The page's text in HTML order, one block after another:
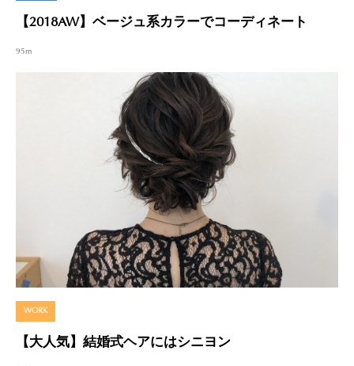
【2018AW】ベージュ系カラーでコーディネート
95m
WORK
【大人気】結婚式ヘアにはシニヨン